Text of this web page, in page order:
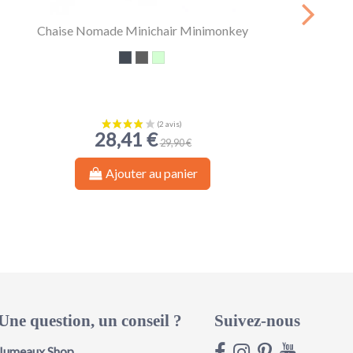
Chaise Nomade Minichair Minimonkey
28,41 €29,90 €
NoirGrisVert Nordique
Ajouter au panier
question, un conseil ? Suivez-nous